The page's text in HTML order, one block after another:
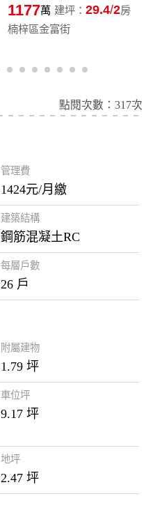
1177萬 建坪： 29.4 2房
楠梓區金富街
點閱次數：317次
管理費
1424元/月繳
建築結構
鋼筋混凝土RC
每層戶數
26 戶
附屬建物
1.79 坪
車位坪
9.17 坪
地坪
2.47 坪